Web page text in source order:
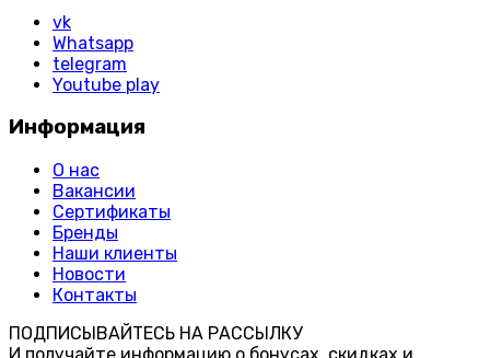
vk
Whatsapp
telegram
Youtube play
Информация
О нас
Вакансии
Сертификаты
Бренды
Наши клиенты
Новости
Контакты
ПОДПИСЫВАЙТЕСЬ НА РАССЫЛКУ